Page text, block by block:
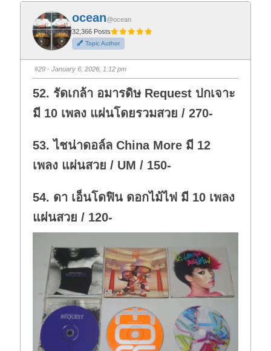
k
f
o
r
t
h
u
m
d
o
n
.
k
o
r
t
h
u
m
u
p
ocean@ocean
32,366 Posts
Topic Author
#29 · January 6, 2026, 1:12 pm
52. รัดเกล้า อมารดิษ Request ปกเจาะ
มี 10 เพลง แผ่นโดยรวมสวย / 270-
53. ไชน่าดอล์ล China More มี 12
เพลง แผ่นสวย / UM / 150-
54. ดา เอ็นโดฟิน ดอกไม้ไฟ มี 10 เพลง
แผ่นสวย / 120-